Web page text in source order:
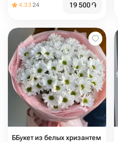
4.3324 19 500֏
ББукет из белых хризантем